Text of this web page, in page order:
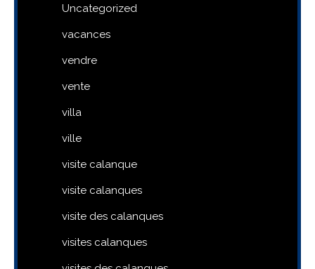
Uncategorized
vacances
vendre
vente
villa
ville
visite calanque
visite calanques
visite des calanques
visites calanques